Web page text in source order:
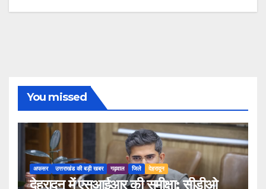
You missed
अफसर उत्तराखंड की बड़ी खबर गढ़वाल जिले देहरादून
देहरादून में एसआईआर की समीक्षा: सीडीओ